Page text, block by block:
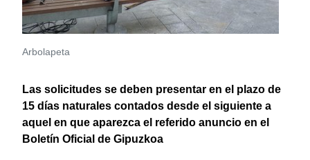
Arbolapeta
Las solicitudes se deben presentar en el plazo de
15 días naturales contados desde el siguiente a
aquel en que aparezca el referido anuncio en el
Boletín Oficial de Gipuzkoa